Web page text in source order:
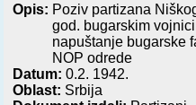
Opis: Poziv partizana
god. bugarskim
napuštanje bugarske
NOP odrede
Datum:0.2. 1942.
Oblast: Srbija